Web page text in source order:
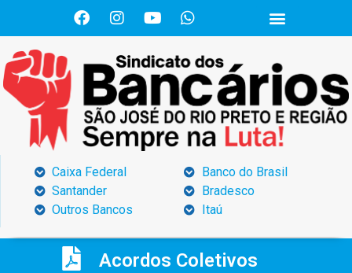
Caixa Federal
Santander
Outros Bancos
Banco do Brasil
Bradesco
Itaú
Acordos Coletivos